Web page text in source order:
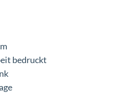
bedruckt